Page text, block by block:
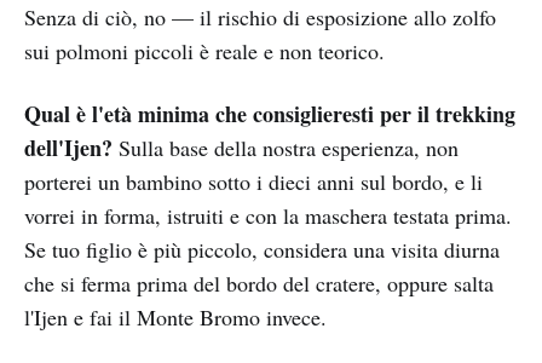
Senza di ciò, no — il rischio di esposizione allo zolfo
sui polmoni piccoli è reale e non teorico.
Qual è l'età minima che consiglieresti per il trekking
dell'Ijen? Sulla base della nostra esperienza, non
porterei un bambino sotto i dieci anni sul bordo, e li
vorrei in forma, istruiti e con la maschera testata prima.
Se tuo figlio è più piccolo, considera una visita diurna
che si ferma prima del bordo del cratere, oppure salta
l'Ijen e fai il Monte Bromo invece.